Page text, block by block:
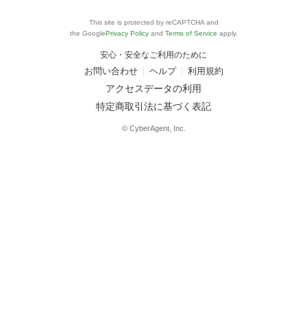
This site is protected by reCAPTCHA and
the GooglePrivacy Policy and Terms of Service apply.
安心・安全なご利用のために
お問い合わせ ヘルプ 利用規約
アクセスデータの利用
特定商取引法に基づく表記
© CyberAgent, Inc.